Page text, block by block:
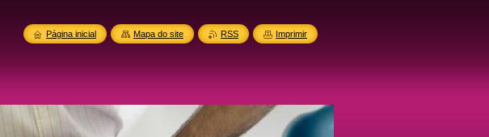
Página inicial Mapa do site RSS Imprimir